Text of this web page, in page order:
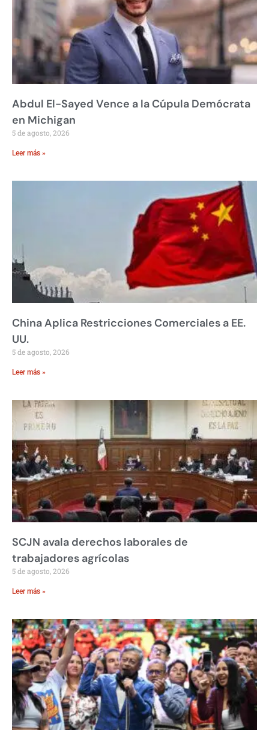
Abdul El-Sayed Vence a la Cúpula Demócrata
en Michigan
5 de agosto, 2026
Leer más »
China Aplica Restricciones Comerciales a EE.
UU.
5 de agosto, 2026
Leer más »
SCJN avala derechos laborales de
trabajadores agrícolas
5 de agosto, 2026
Leer más »